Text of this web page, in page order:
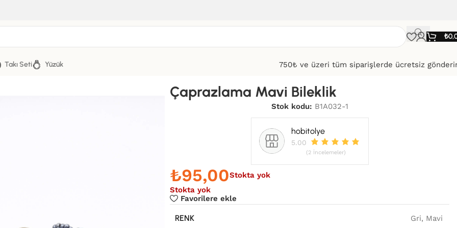
₺
Takı Seti Yüzük
750₺ ve üzeri tüm siparişlerde ücretsiz
Çaprazlama Mavi Bileklik
Stok kodu: B1A032-1
hobitolye
5.00
(2 İncelemeler)
₺95,00Stokta yok
Stokta yok
Favorilere ekle
RENK Gri, Mavi